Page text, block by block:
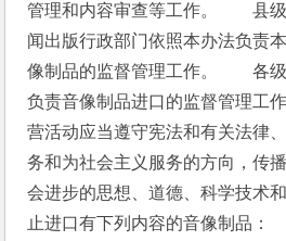
管理和内容审查等工作。　　县
闻出版行政部门依照本办法负责
像制品的监督管理工作。　　各
负责音像制品进口的监督管理工
营活动应当遵守宪法和有关法律
务和为社会主义服务的方向，传
会进步的思想、道德、科学技术
止进口有下列内容的音像制品：